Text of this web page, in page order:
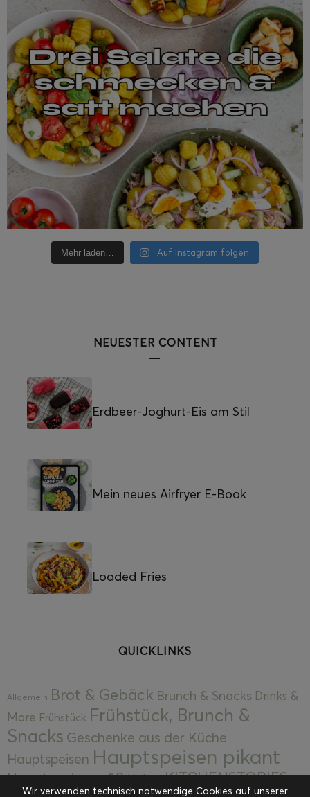
Mehr laden… Auf Instagram folgen
NEUESTER CONTENT
Erdbeer-Joghurt-Eis am Stil
Mein neues Airfryer E-Book
Loaded Fries
QUICKLINKS
Allgemein Brot & Gebäck Brunch & Snacks Drinks &
More Frühstück Frühstück, Brunch &
Snacks Geschenke aus der Küche
Hauptspeisen Hauptspeisen pikant
Hauptspeisen süßKekseKITCHENSTORIES
Wir verwenden technisch notwendige Cookies auf unserer